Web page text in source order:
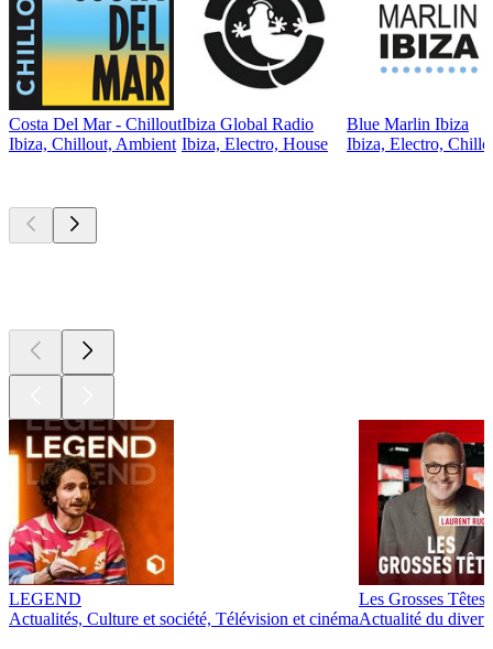
Costa Del Mar - Chillout
Ibiza, Chillout, Ambient
Ibiza Global Radio
Ibiza, Electro, House
Blue Marlin Ibiza
Ibiza, Electro,
LEGEND
Actualités, Culture et société, Télévision et cinéma
Les Grosses Têtes
Actualité du